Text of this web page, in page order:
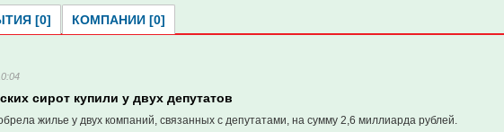
[0] КОМПАНИИ [0]
сирот купили у двух депутатов
жилье у двух компаний, связанных с депутатами, на сумму 2,6 миллиарда рублей.